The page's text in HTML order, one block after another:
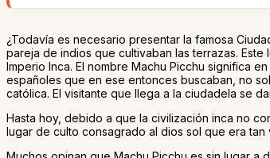
¿Todavía es necesario presentar la famosa
pareja de indios que cultivaban las terrazas.
Imperio Inca. El nombre Machu Picchu significa
españoles que en ese entonces buscaban, no
católica. El visitante que llega a la ciudadela se
Hasta hoy, debido a que la civilización inca no
lugar de culto consagrado al dios sol que era